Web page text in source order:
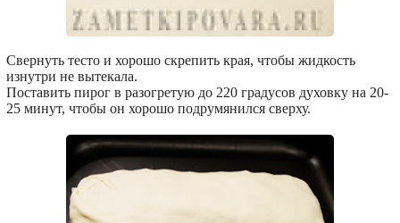
Свернуть тесто и хорошо скрепить края, чтобы жидкость
изнутри не вытекала.
Поставить пирог в разогретую до 220 градусов духовку на 20-
25 минут, чтобы он хорошо подрумянился сверху.